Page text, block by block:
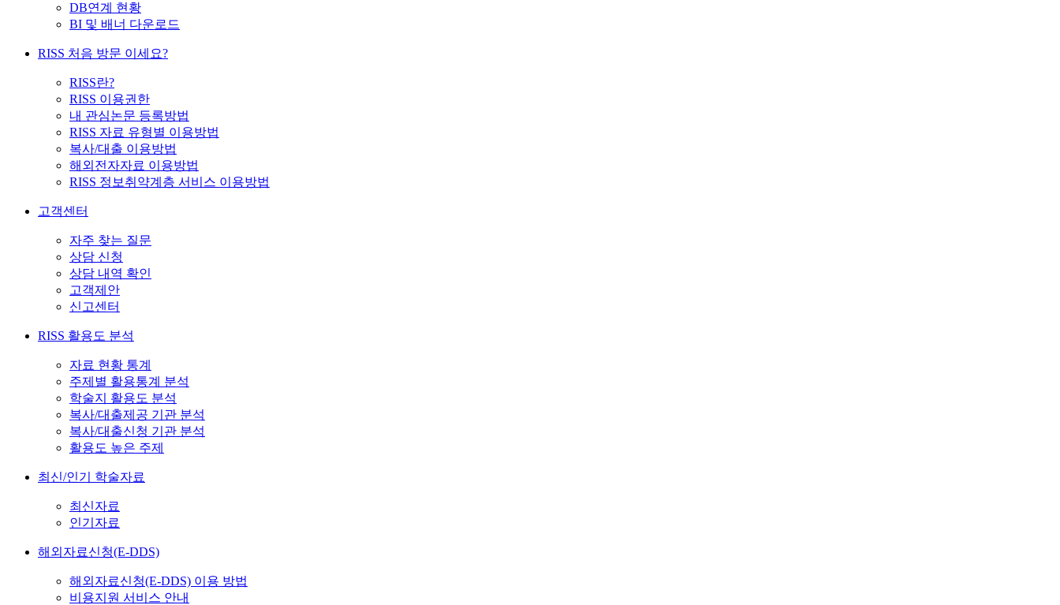
DB연계 현황
BI 및 배너 다운로드
RISS 처음 방문 이세요?
RISS란?
RISS 이용권한
내 관심논문 등록방법
RISS 자료 유형별 이용방법
복사/대출 이용방법
해외전자자료 이용방법
RISS 정보취약계층 서비스 이용방법
고객센터
자주 찾는 질문
상담 신청
상담 내역 확인
고객제안
신고센터
RISS 활용도 분석
자료 현황 통계
주제별 활용통계 분석
학술지 활용도 분석
복사/대출제공 기관 분석
복사/대출신청 기관 분석
활용도 높은 주제
최신/인기 학술자료
최신자료
인기자료
해외자료신청(E-DDS)
해외자료신청(E-DDS) 이용 방법
비용지원 서비스 안내